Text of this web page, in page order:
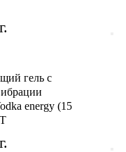
гель с
energy (15